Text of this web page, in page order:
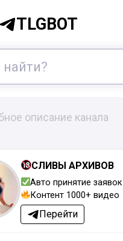
TLGBOT
описание канала
СЛИВЫ АРХИВОВ
Авто принятие заявок
Контент 1000+ видео
Перейти